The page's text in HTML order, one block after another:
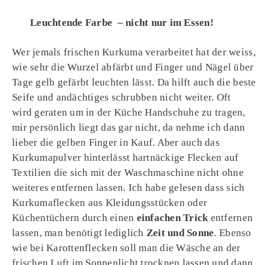
Leuchtende Farbe – nicht nur im Essen!
Wer jemals frischen Kurkuma verarbeitet hat der weiss,
wie sehr die Wurzel abfärbt und Finger und Nägel über
Tage gelb gefärbt leuchten lässt. Da hilft auch die beste
Seife und andächtiges schrubben nicht weiter. Oft
wird geraten um in der Küche Handschuhe zu tragen,
mir persönlich liegt das gar nicht, da nehme ich dann
lieber die gelben Finger in Kauf. Aber auch das
Kurkumapulver hinterlässt hartnäckige Flecken auf
Textilien die sich mit der Waschmaschine nicht ohne
weiteres entfernen lassen. Ich habe gelesen dass sich
Kurkumaflecken aus Kleidungsstücken oder
Küchentüchern durch einen einfachen Trickentfernen
lassen, man benötigt lediglich Zeit und Sonne. Ebenso
wie bei Karottenflecken soll man die Wäsche an der